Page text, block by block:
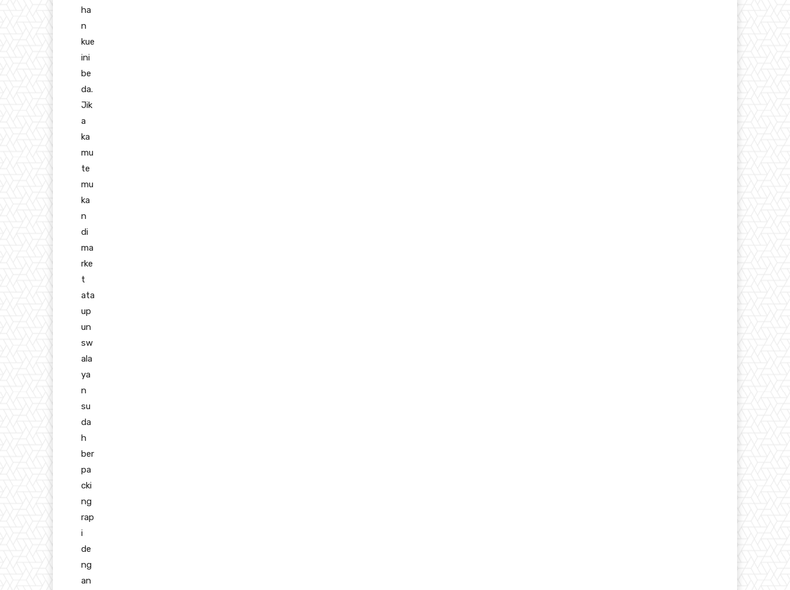
ha
n
kue
ini
be
da.
Jik
a
ka
mu
te
mu
ka
n
di
ma
rke
t
ata
up
un
sw
ala
ya
n
su
da
h
ber
pa
cki
ng
rap
i
de
ng
an